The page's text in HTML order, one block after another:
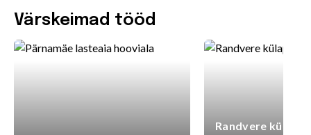
Värskeimad tööd
Randvere